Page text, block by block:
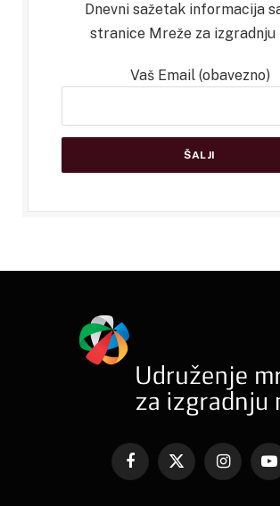
Dnevni sažetak informacija
stranice Mreže za izgradnju
Vaš Email (obavezno)
Facebook
X
Instagram